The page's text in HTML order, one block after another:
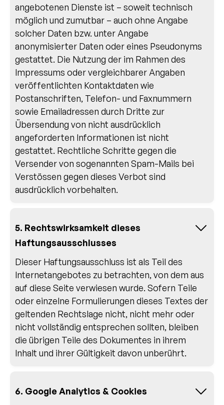
angebotenen Dienste ist – soweit technisch
möglich und zumutbar – auch ohne Angabe
solcher Daten bzw. unter Angabe
anonymisierter Daten oder eines Pseudonyms
gestattet. Die Nutzung der im Rahmen des
Impressums oder vergleichbarer Angaben
veröffentlichten Kontaktdaten wie
Postanschriften, Telefon- und Faxnummern
sowie Emailadressen durch Dritte zur
Übersendung von nicht ausdrücklich
angeforderten Informationen ist nicht
gestattet. Rechtliche Schritte gegen die
Versender von sogenannten Spam-Mails bei
Verstössen gegen dieses Verbot sind
ausdrücklich vorbehalten.
5. Rechtswirksamkeit dieses
Haftungsausschlusses
Dieser Haftungsausschluss ist als Teil des
Internetangebotes zu betrachten, von dem aus
auf diese Seite verwiesen wurde. Sofern Teile
oder einzelne Formulierungen dieses Textes der
geltenden Rechtslage nicht, nicht mehr oder
nicht vollständig entsprechen sollten, bleiben
die übrigen Teile des Dokumentes in ihrem
Inhalt und ihrer Gültigkeit davon unberührt.
6. Google Analytics & Cookies